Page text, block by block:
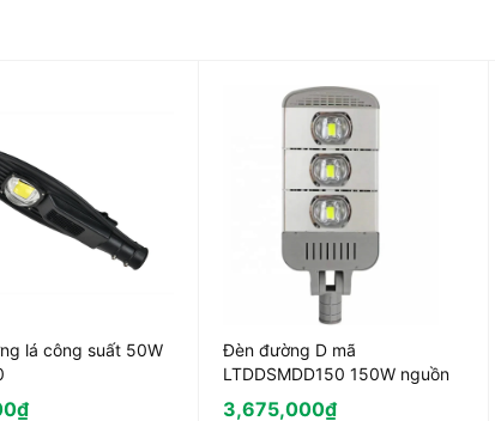
lá công suất 50W
₫
Đèn đường D mã
LTDDSMDD150 150W nguồn
Philips
3,675,000₫